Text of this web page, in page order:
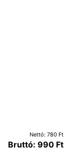
Nettó: 780 Ft
Bruttó: 990 Ft